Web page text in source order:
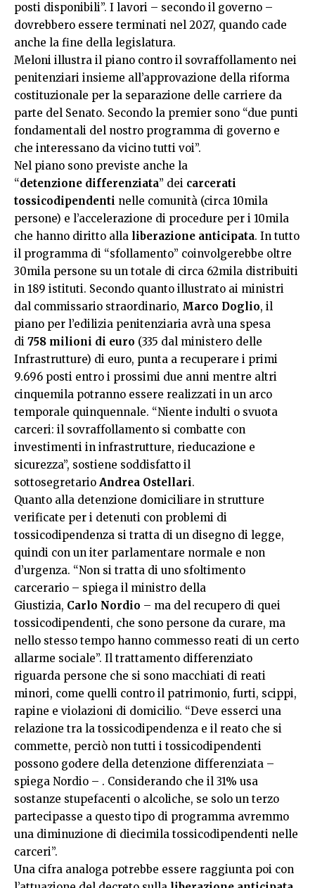
posti disponibili”. I lavori – secondo il governo –
dovrebbero essere terminati nel 2027, quando cade
anche la fine della legislatura.
Meloni illustra il piano contro il sovraffollamento nei
penitenziari insieme all’approvazione della riforma
costituzionale per la separazione delle carriere da
parte del Senato. Secondo la premier sono “due punti
fondamentali del nostro programma di governo e
che interessano da vicino tutti voi”.
Nel piano sono previste anche la
“detenzione differenziata” dei carcerati
tossicodipendenti nelle comunità (circa 10mila
persone) e l’accelerazione di procedure per i 10mila
che hanno diritto alla liberazione anticipata. In tutto
il programma di “sfollamento” coinvolgerebbe oltre
30mila persone su un totale di circa 62mila distribuiti
in 189 istituti. Secondo quanto illustrato ai ministri
dal commissario straordinario, Marco Doglio, il
piano per l’edilizia penitenziaria avrà una spesa
di 758 milioni di euro (335 dal ministero delle
Infrastrutture) di euro, punta a recuperare i primi
9.696 posti entro i prossimi due anni mentre altri
cinquemila potranno essere realizzati in un arco
temporale quinquennale. “Niente indulti o svuota
carceri: il sovraffollamento si combatte con
investimenti in infrastrutture, rieducazione e
sicurezza”, sostiene soddisfatto il
sottosegretario Andrea Ostellari.
Quanto alla detenzione domiciliare in strutture
verificate per i detenuti con problemi di
tossicodipendenza si tratta di un disegno di legge,
quindi con un iter parlamentare normale e non
d’urgenza. “Non si tratta di uno sfoltimento
carcerario – spiega il ministro della
Giustizia, Carlo Nordio – ma del recupero di quei
tossicodipendenti, che sono persone da curare, ma
nello stesso tempo hanno commesso reati di un certo
allarme sociale”. Il trattamento differenziato
riguarda persone che si sono macchiati di reati
minori, come quelli contro il patrimonio, furti, scippi,
rapine e violazioni di domicilio. “Deve esserci una
relazione tra la tossicodipendenza e il reato che si
commette, perciò non tutti i tossicodipendenti
possono godere della detenzione differenziata –
spiega Nordio – . Considerando che il 31% usa
sostanze stupefacenti o alcoliche, se solo un terzo
partecipasse a questo tipo di programma avremmo
una diminuzione di diecimila tossicodipendenti nelle
carceri”.
Una cifra analoga potrebbe essere raggiunta poi con